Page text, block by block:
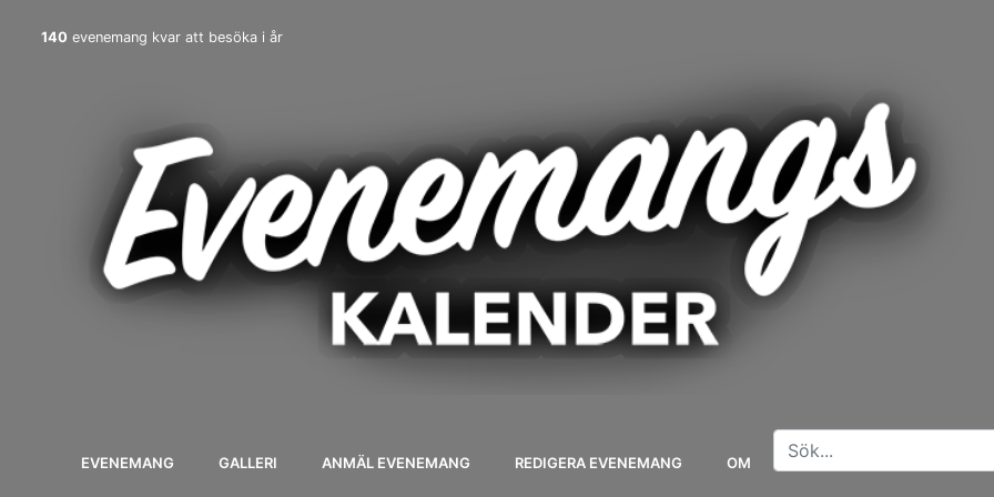
140 evenemang kvar att besöka i år
EVENEMANG GALLERI ANMÄL EVENEMANG REDIGERA EVENEMANG OM